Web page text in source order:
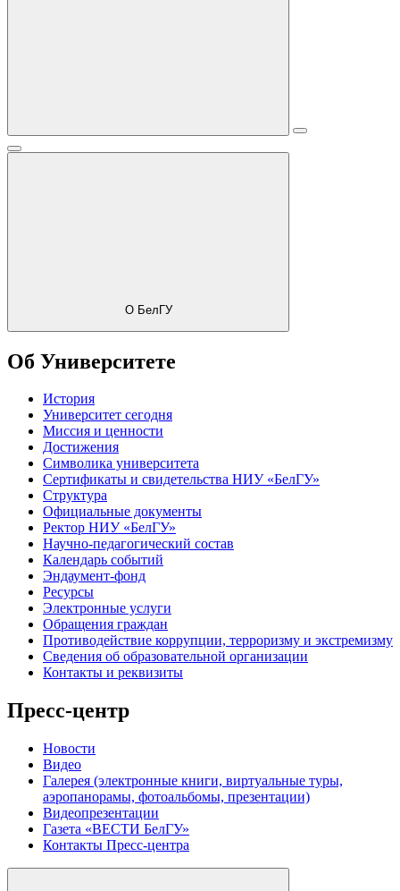
О БелГУ
Об Университете
История
Университет сегодня
Миссия и ценности
Достижения
Символика университета
Сертификаты и свидетельства НИУ «БелГУ»
Структура
Официальные документы
Ректор НИУ «БелГУ»
Научно-педагогический состав
Календарь событий
Эндаумент-фонд
Ресурсы
Электронные услуги
Обращения граждан
Противодействие коррупции, терроризму и экстремизму
Сведения об образовательной организации
Контакты и реквизиты
Пресс-центр
Новости
Видео
Галерея (электронные книги, виртуальные туры,
аэропанорамы, фотоальбомы, презентации)
Видеопрезентации
Газета «ВЕСТИ БелГУ»
Контакты Пресс-центра